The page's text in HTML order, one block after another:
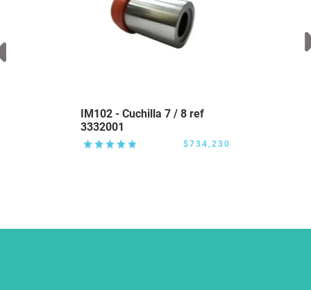
IM102 - Cuchilla 7 / 8 ref
3332001
$734,230